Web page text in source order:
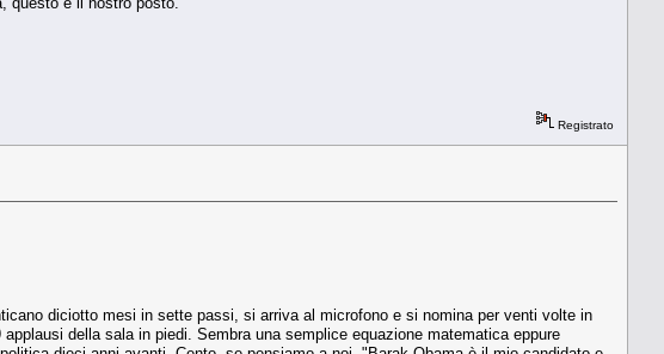
Registrato
diciotto mesi in sette passi, si arriva al microfono e si nomina per venti volte in
della sala in piedi. Sembra una semplice equazione matematica eppure